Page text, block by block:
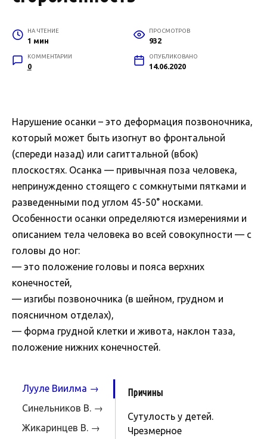
НА ЧТЕНИЕ
1 мин
ПРОСМОТРОВ
932
КОММЕНТАРИИ
0
ОПУБЛИКОВАНО
14.06.2020
Нарушение осанки – это деформация позвоночника,
который может быть изогнут во фронтальной
(спереди назад) или сагиттальной (вбок)
плоскостях. Осанка — привычная поза человека,
непринужденно стоящего с сомкнутыми пятками и
разведенными под углом 45-50° носками.
Особенности осанки определяются измерениями и
описанием тела человека во всей совокупности — с
головы до ног:
— это положение головы и пояса верхних
конечностей,
— изгибы позвоночника (в шейном, грудном и
поясничном отделах),
— форма грудной клетки и живота, наклон таза,
положение нижних конечностей.
Лууле Виилма →
Синельников В. →
Жикаринцев В. →
Причины
Сутулость у детей.
Чрезмерное